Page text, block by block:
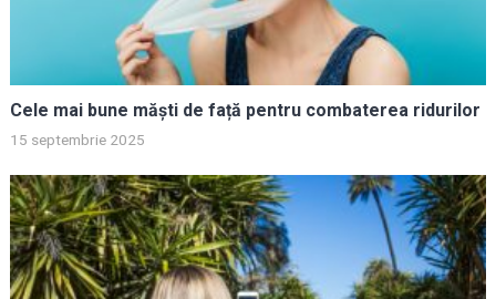
Cele mai bune măști de față pentru combaterea ridurilor
15 septembrie 2025